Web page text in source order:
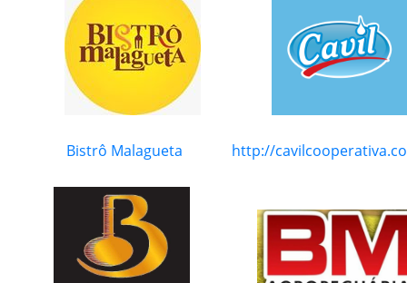
Bistrô Malagueta http://